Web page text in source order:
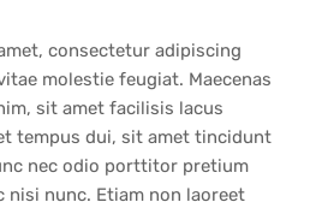
consectetur adipiscing
molestie feugiat. Maecenas
sit amet facilisis lacus
tempus dui, sit amet tincidunt
nec odio porttitor pretium
nisi nunc. Etiam non laoreet